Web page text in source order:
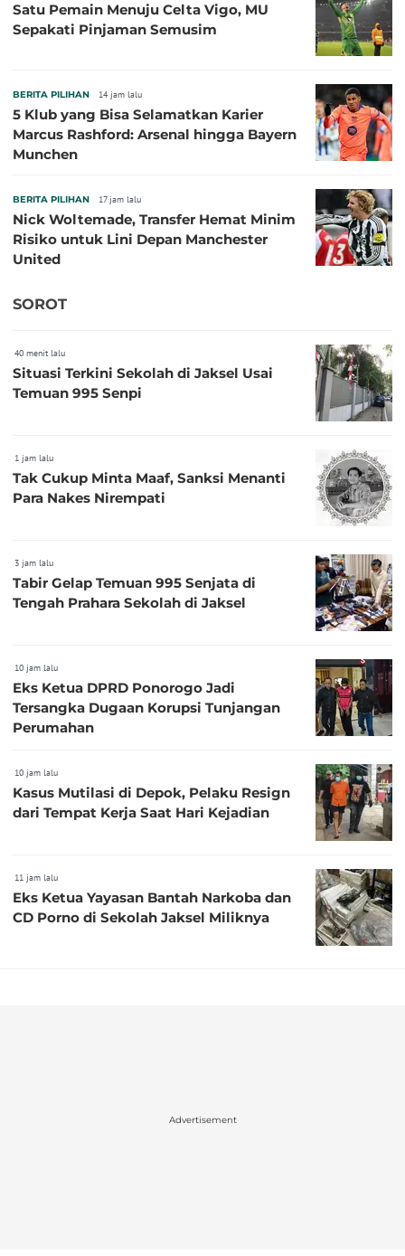
Satu Pemain Menuju Celta Vigo, MU
Sepakati Pinjaman Semusim
BERITA PILIHAN 14 jam lalu
5 Klub yang Bisa Selamatkan Karier
Marcus Rashford: Arsenal hingga Bayern
Munchen
BERITA PILIHAN 17 jam lalu
Nick Woltemade, Transfer Hemat Minim
Risiko untuk Lini Depan Manchester
United
SOROT
40 menit lalu
Situasi Terkini Sekolah di Jaksel Usai
Temuan 995 Senpi
1 jam lalu
Tak Cukup Minta Maaf, Sanksi Menanti
Para Nakes Nirempati
3 jam lalu
Tabir Gelap Temuan 995 Senjata di
Tengah Prahara Sekolah di Jaksel
10 jam lalu
Eks Ketua DPRD Ponorogo Jadi
Tersangka Dugaan Korupsi Tunjangan
Perumahan
10 jam lalu
Kasus Mutilasi di Depok, Pelaku Resign
dari Tempat Kerja Saat Hari Kejadian
11 jam lalu
Eks Ketua Yayasan Bantah Narkoba dan
CD Porno di Sekolah Jaksel Miliknya
Advertisement